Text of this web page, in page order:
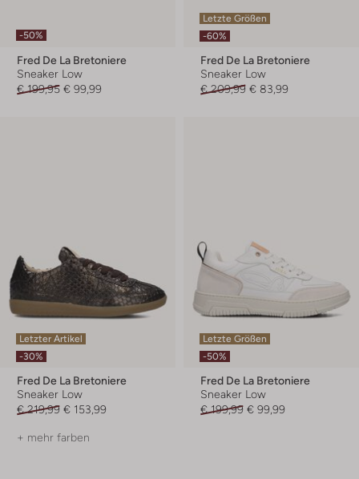
-50%
Fred De La Bretoniere
Sneaker Low
€ 199,95 € 99,99
Letzte Größen
-60%
Fred De La Bretoniere
Sneaker Low
€ 209,99 € 83,99
Letzter Artikel
-30%
Fred De La Bretoniere
Sneaker Low
€ 219,99 € 153,99
+ mehr farben
Letzte Größen
-50%
Fred De La Bretoniere
Sneaker Low
€ 199,99 € 99,99